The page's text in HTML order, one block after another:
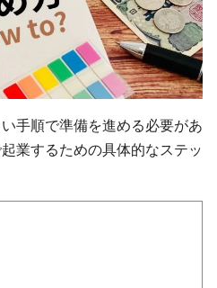
手順で準備を進める必要があ
業するための具体的なステッ